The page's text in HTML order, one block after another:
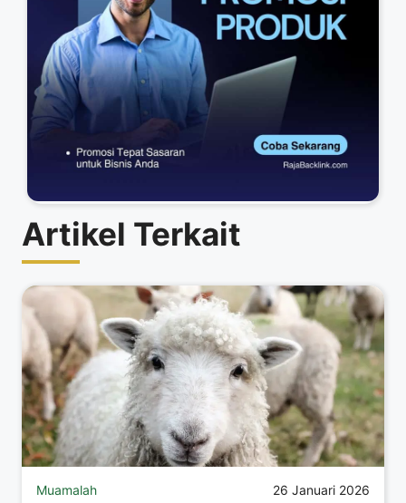
Artikel Terkait
Muamalah 26 Januari 2026